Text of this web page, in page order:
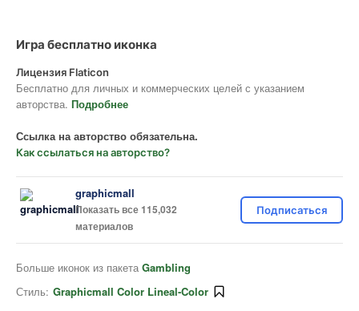
Игра бесплатно иконка
Лицензия Flaticon
Бесплатно для личных и коммерческих целей с указанием
авторства. Подробнее
Ссылка на авторство обязательна.
Как ссылаться на авторство?
graphicmall
Показать все 115,032
материалов
Подписаться
Больше иконок из пакета Gambling
Стиль: Graphicmall Color Lineal-Color